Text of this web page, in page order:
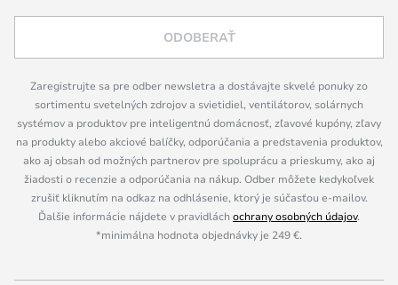
ODOBERAŤ
Zaregistrujte sa pre odber newsletra a dostávajte skvelé ponuky zo
sortimentu svetelných zdrojov a svietidiel, ventilátorov, solárnych
systémov a produktov pre inteligentnú domácnosť, zľavové kupóny, zľavy
na produkty alebo akciové balíčky, odporúčania a predstavenia produktov,
ako aj obsah od možných partnerov pre spoluprácu a prieskumy, ako aj
žiadosti o recenzie a odporúčania na nákup. Odber môžete kedykoľvek
zrušiť kliknutím na odkaz na odhlásenie, ktorý je súčasťou e-mailov.
Ďalšie informácie nájdete v pravidláchochrany osobných údajov.
*minimálna hodnota objednávky je 249 €.